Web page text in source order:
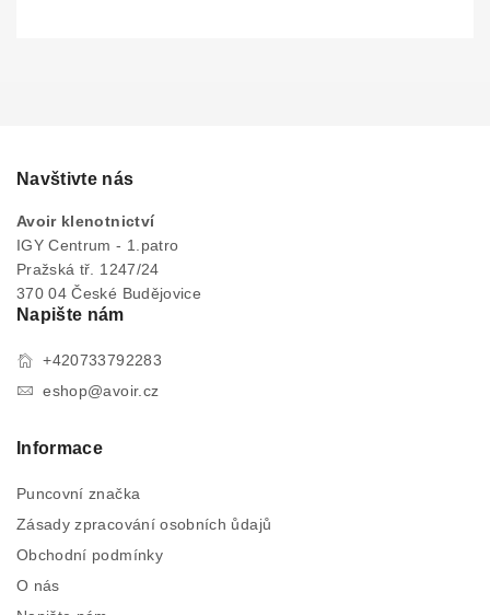
Navštivte nás
Avoir klenotnictví
IGY Centrum - 1.patro
Pražská tř. 1247/24
370 04 České Budějovice
Napište nám
+420733792283
eshop@avoir.cz
Informace
Puncovní značka
Zásady zpracování osobních ůdajů
Obchodní podmínky
O nás